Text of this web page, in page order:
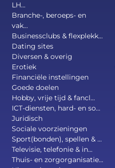
LH...
Branche-, beroeps- en
vak...
Businessclubs & flexplekk...
Dating sites
Diversen & overig
Erotiek
Financiële instellingen
Goede doelen
Hobby, vrije tijd & fancl...
ICT-diensten, hard- en so...
Juridisch
Sociale voorzieningen
Sport(bonden), spellen & ...
Televisie, telefonie & in...
Thuis- en zorgorganisatie...